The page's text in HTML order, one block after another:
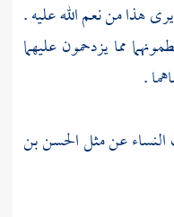
هذا من نعم الله عليه .
مما يزدحمون عليهما
.
النساء عن مثلالحسن بن